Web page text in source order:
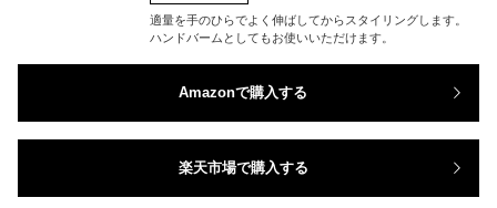
適量を手のひらでよく伸ばしてからスタイリングします。
ハンドバームとしてもお使いいただけます。
Amazonで購入する
楽天市場で購入する